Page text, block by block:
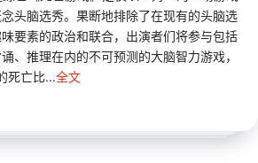
头脑选秀。果断地排除了在现有的头脑选
要素的政治和联合，出演者们将参与包括
、推理在内的不可预测的大脑智力游戏，
死亡比...全文